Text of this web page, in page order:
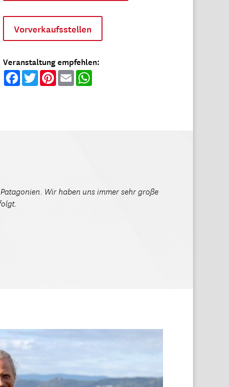
Vorverkaufsstellen
Veranstaltung empfehlen:
Facebook
TwitterPinterest
Email
Wir haben uns immer sehr große